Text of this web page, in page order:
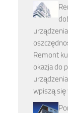
Remont
okazja do
wpiszą